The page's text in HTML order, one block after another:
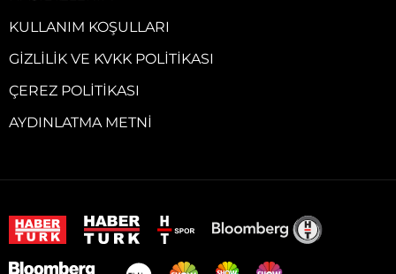
KULLANIM KOŞULLARI
GIZLILIK VE KVKK POLITIKASI
ÇEREZ POLITIKASI
AYDINLATMA METNI